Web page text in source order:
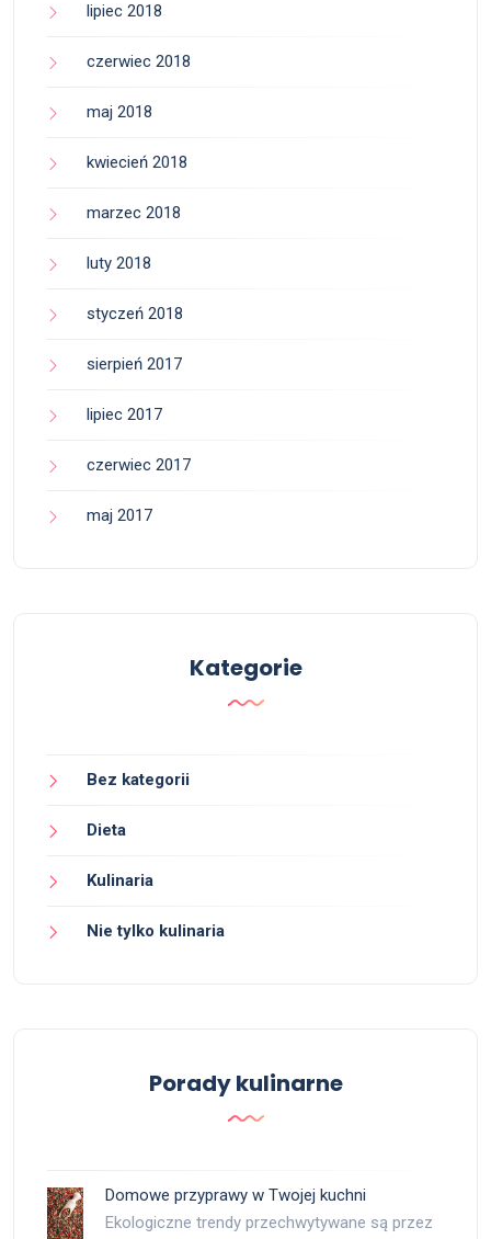
lipiec 2018
czerwiec 2018
maj 2018
kwiecień 2018
marzec 2018
luty 2018
styczeń 2018
sierpień 2017
lipiec 2017
czerwiec 2017
maj 2017
Kategorie
Bez kategorii
Dieta
Kulinaria
Nie tylko kulinaria
Porady kulinarne
Domowe przyprawy w Twojej kuchni
Ekologiczne trendy przechwytywane są przez